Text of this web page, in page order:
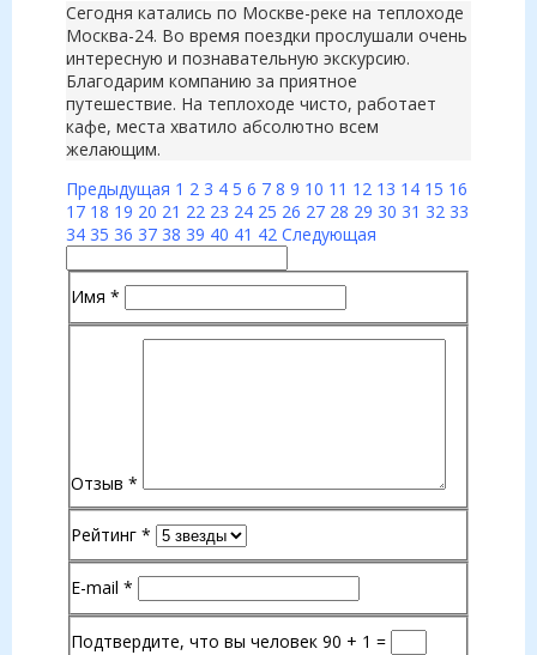
Сегодня катались по Москве-реке на теплоходе
Москва-24. Во время поездки прослушали очень
интересную и познавательную экскурсию.
Благодарим компанию за приятное
путешествие. На теплоходе чисто, работает
кафе, места хватило абсолютно всем
желающим.
Предыдущая 1 2 3 4 5 6 7 8 9 10 11 12 13 14 15 16
17 18 19 20 21 22 23 24 25 26 27 28 29 30 31 32 33
34 35 36 37 38 39 40 41 42 Следующая
Имя *
Отзыв *
Рейтинг *
E-mail *
Подтвердите, что вы человек 90 + 1 =